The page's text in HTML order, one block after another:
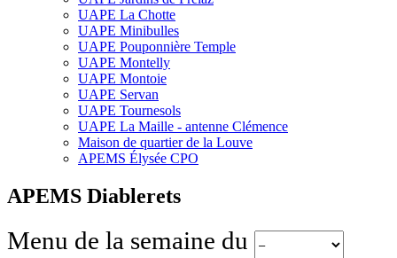
UAPE La Chotte
UAPE Minibulles
UAPE Pouponnière Temple
UAPE Montelly
UAPE Montoie
UAPE Servan
UAPE Tournesols
UAPE La Maille - antenne Clémence
Maison de quartier de la Louve
APEMS Élysée CPO
APEMS Diablerets
Menu de la semaine du